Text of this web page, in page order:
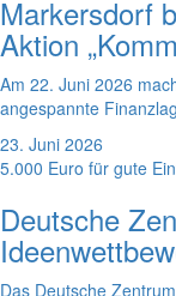
Markersdorf
Aktion
Am 22. Juni 2026
angespannte
23. Juni 2026
5.000 Euro für gute
Deutsche
Das Deutsche